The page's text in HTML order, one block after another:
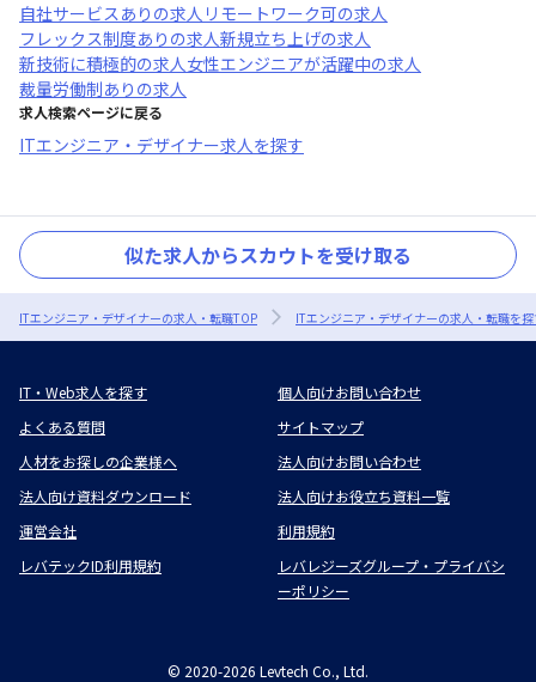
自社サービスあり の求人 リモートワーク可の求人
フレックス制度あり の求人新規立ち上げの求人
新技術に積極的の求人女性エンジニアが活躍中の求人
裁量労働制あり の求人
求人検索ページに戻る
ITエンジニア・デザイナー求人を探す
似た求人からスカウトを受け取る
ITエンジニア・デザイナーの求人・転職TOP ITエンジニア・デザイナーの求人・転職を
IT・Web求人を探す
個人向けお問い合わせ
よくある質問
サイトマップ
人材をお探しの企業様へ
法人向けお問い合わせ
法人向け資料ダウンロード
法人向けお役立ち資料一覧
運営会社
利用規約
レバテックID利用規約
レバレジーズグループ・プライバシ
ーポリシー
© 2020-2026 Levtech Co., Ltd.